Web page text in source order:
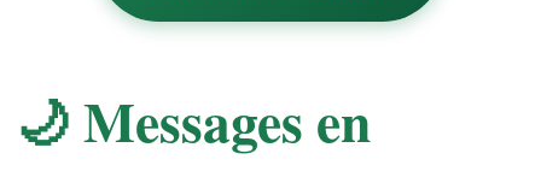
🌙 Messages en